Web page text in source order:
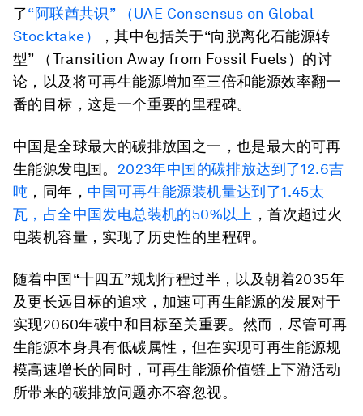
了“阿联酋共识” （UAE Consensus on Global
Stocktake）
，其中包括关于“向脱离化石能源转
型” （Transition Away from Fossil Fuels）的讨
论，以及将可再生能源增加至三倍和能源效率翻一
番的目标，这是一个重要的里程碑。
中国是全球最大的碳排放国之一，也是最大的可再
生能源发电国。 2023年中国的碳排放达到了12.6吉
吨 ，同年， 中国可再生能源装机量达到了1.45太
瓦， 占全中国发电总装机的50%以上 ，首次超过火
电装机容量，实现了历史性的里程碑。
随着中国“十四五”规划行程过半，以及朝着2035年
及更长远目标的追求，加速可再生能源的发展对于
实现2060年碳中和目标至关重要。然而，尽管可再
生能源本身具有低碳属性，但在实现可再生能源规
模高速增长的同时，可再生能源价值链上下游活动
所带来的碳排放问题亦不容忽视。